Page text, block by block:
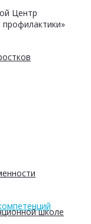
школе
Центр